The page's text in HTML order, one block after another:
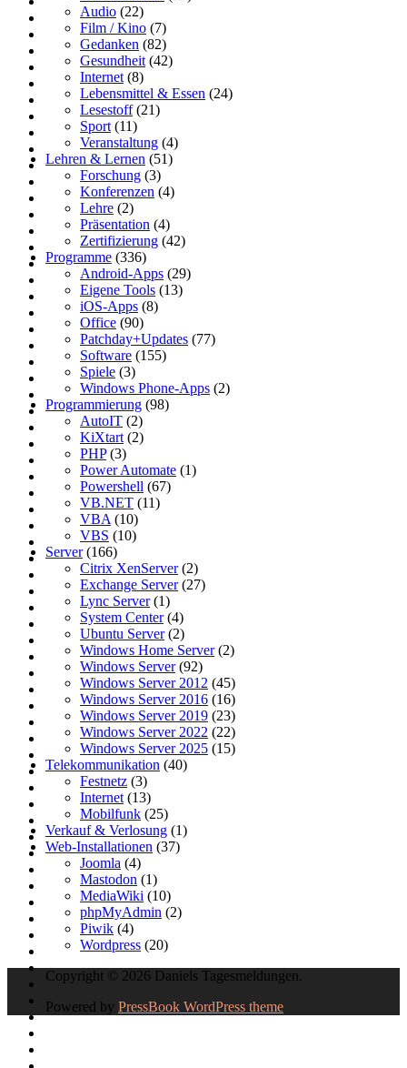
Audio (22)
Film / Kino (7)
Gedanken (82)
Gesundheit (42)
Internet (8)
Lebensmittel & Essen (24)
Lesestoff(21)
Sport (11)
Veranstaltung (4)
Lehren & Lernen (51)
Forschung (3)
Konferenzen (4)
Lehre (2)
Präsentation (4)
Zertifizierung (42)
Programme (336)
Android-Apps (29)
Eigene Tools (13)
iOS-Apps (8)
Office (90)
Patchday+Updates (77)
Software (155)
Spiele (3)
Windows Phone-Apps (2)
Programmierung (98)
AutoIT (2)
KiXtart (2)
PHP(3)
Power Automate (1)
Powershell (67)
VB.NET (11)
VBA (10)
VBS (10)
Server(166)
Citrix XenServer(2)
Exchange Server(27)
Lync Server(1)
System Center(4)
Ubuntu Server(2)
Windows Home Server(2)
Windows Server(92)
Windows Server 2012 (45)
Windows Server 2016 (16)
Windows Server 2019 (23)
Windows Server 2022 (22)
Windows Server 2025 (15)
Telekommunikation (40)
Festnetz (3)
Internet (13)
Mobilfunk (25)
Verkauf & Verlosung (1)
Web-Installationen (37)
Joomla (4)
Mastodon (1)
MediaWiki (10)
phpMyAdmin (2)
Piwik (4)
Wordpress (20)
Copyright © 2026 Daniels Tagesmeldungen.
Powered by PressBook WordPress theme